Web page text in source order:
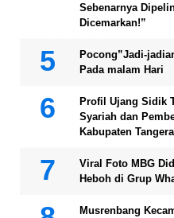
Sebenarnya
Dicemarkan!”
Pocong”Jadi-
Pada malam Hari
Profil Ujang Sidik
Syariah dan
Kabupaten
Viral Foto MBG
Heboh di Grup
Musrenbang